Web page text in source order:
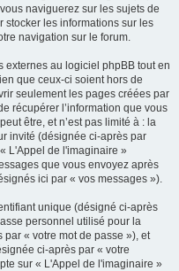
naviguerez sur les sujets de
stocker les informations sur les
navigation sur le forum.
externes au logiciel phpBB tout en
que ceux-ci soient hors de
seulement les pages créées par
récupérer l’information que vous
être, et n’est pas limité à : la
invité (désignée ci-après par
L'Appel de l'imaginaire »
que vous envoyez après
ici par « vos messages »).
unique (désigné ci-après
personnel utilisé pour la
« votre mot de passe »), et
ci-après par « votre
sur « L'Appel de l'imaginaire »